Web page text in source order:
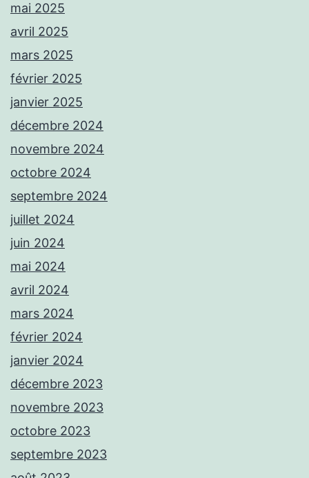
mai 2025
avril 2025
mars 2025
février 2025
janvier 2025
décembre 2024
novembre 2024
octobre 2024
septembre 2024
juillet 2024
juin 2024
mai 2024
avril 2024
mars 2024
février 2024
janvier 2024
décembre 2023
novembre 2023
octobre 2023
septembre 2023